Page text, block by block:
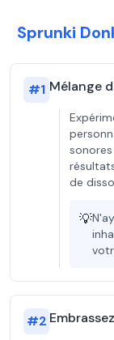
Sprunki
#1 Mélange
de
💡
#2